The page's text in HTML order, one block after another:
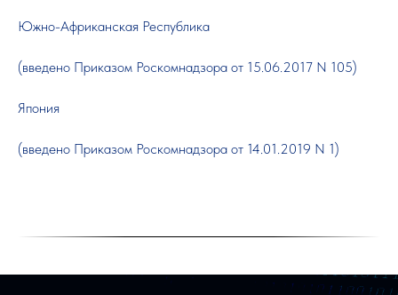
Южно-Африканская Республика
(введено Приказом Роскомнадзора от 15.06.2017 N 105)
Япония
(введено Приказом Роскомнадзора от 14.01.2019 N 1)